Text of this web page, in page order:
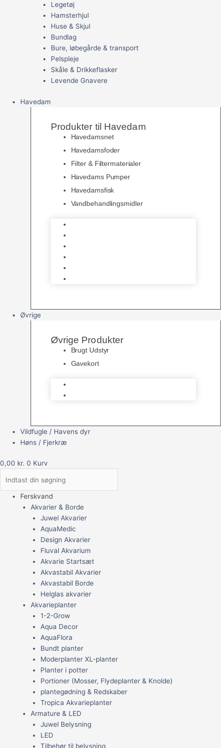
Legetøj
Hamsterhjul
Huse & Skjul
Bundlag
Bure, løbegårde & transport
Pelspleje
Skåle & Drikkeflasker
Levende Gnavere
Havedam
Produkter til Havedam
Havedamsnet
Havedamsfoder
Filter & Filtermaterialer
Havedams Pumper
Havedamsfisk
Vandbehandlingsmidler
Øvrige
Øvrige Produkter
Brugt Udstyr
Gavekort
Vildfugle / Havens dyr
Høns / Fjerkræ
0,00 kr. 0 Kurv
Ferskvand
Akvarier & Borde
Juwel Akvarier
AquaMedic
Design Akvarier
Fluval Akvarium
Akvarie Startsæt
Akvastabil Akvarier
Akvastabil Borde
Helglas akvarier
Akvarieplanter
1-2-Grow
Aqua Decor
AquaFlora
Bundt planter
Moderplanter XL-planter
Planter i potter
Portioner (Mosser, Flydeplanter & Knolde)
plantegødning & Redskaber
Tropica Akvarieplanter
Armature & LED
Juwel Belysning
LED
Tilbehør til belysning